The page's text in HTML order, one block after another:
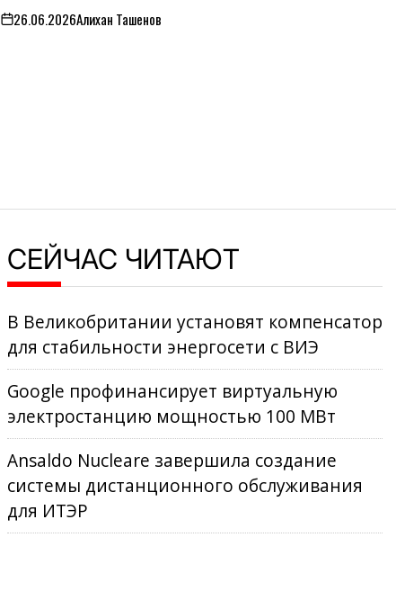
on26.06.2026Алихан Ташенов
СЕЙЧАС ЧИТАЮТ
В Великобритании установят компенсатор
для стабильности энергосети с ВИЭ
Google профинансирует виртуальную
электростанцию мощностью 100 МВт
Ansaldo Nucleare завершила создание
системы дистанционного обслуживания
для ИТЭР